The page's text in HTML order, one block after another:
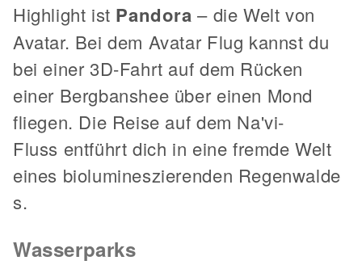
Highlight ist Pandora – die Welt von
Avatar. Bei dem Avatar Flug kannst du
bei einer 3D-Fahrt auf dem Rücken
einer Bergbanshee über einen Mond
fliegen. Die Reise auf dem Na'vi-
Fluss entführt dich in eine fremde Welt
eines biolumineszierenden Regenwalde
s.
Wasserparks